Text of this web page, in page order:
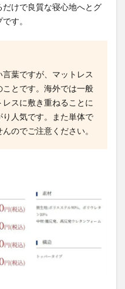
けで良質な寝心地へとグ
す。
葉ですが、マットレス
とです。海外では一般
スに敷き重ねることに
り人気です。また単体で
のでご注意ください。